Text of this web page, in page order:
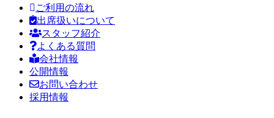
ご利用の流れ
出席扱いについて
スタッフ紹介
よくある質問
会社情報
公開情報
お問い合わせ
採用情報